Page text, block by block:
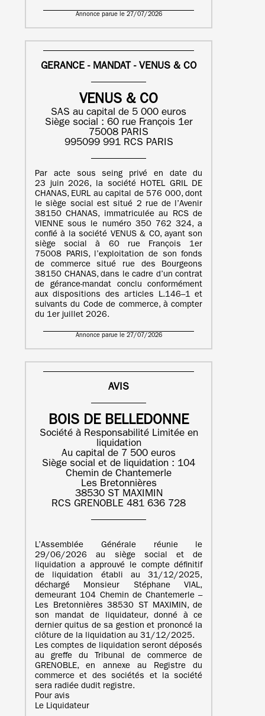
Annonce parue le 27/07/2026
GERANCE - MANDAT - VENUS & CO
VENUS & CO
SAS au capital de 5 000 euros
Siège social : 60 rue François 1er
75008 PARIS
995099 991 RCS PARIS
Par acte sous seing privé en date du
23 juin 2026, la société HOTEL GRIL DE
CHANAS, EURL au capital de 576 000, dont
le siège social est situé 2 rue de l’Avenir
38150 CHANAS, immatriculée au RCS de
VIENNE sous le numéro 350 762 324, a
confié à la société VENUS & CO, ayant son
siège social à 60 rue François 1er
75008 PARIS, l’exploitation de son fonds
de commerce situé rue des Bourgeons
38150 CHANAS, dans le cadre d’un contrat
de gérance-mandat conclu conformément
aux dispositions des articles L.146–1 et
suivants du Code de commerce, à compter
du 1er juillet 2026.
Annonce parue le 27/07/2026
AVIS
BOIS DE BELLEDONNE
Société à Responsabilité Limitée en
liquidation
Au capital de 7 500 euros
Siège social et de liquidation : 104
Chemin de Chantemerle
Les Bretonnières
38530 ST MAXIMIN
RCS GRENOBLE 481 636 728
L’Assemblée Générale réunie le
29/06/2026 au siège social et de
liquidation a approuvé le compte définitif
de liquidation établi au 31/12/2025,
déchargé Monsieur Stéphane VIAL,
demeurant 104 Chemin de Chantemerle –
Les Bretonnières 38530 ST MAXIMIN, de
son mandat de liquidateur, donné à ce
dernier quitus de sa gestion et prononcé la
clôture de la liquidation au 31/12/2025.
Les comptes de liquidation seront déposés
au greffe du Tribunal de commerce de
GRENOBLE, en annexe au Registre du
commerce et des sociétés et la société
sera radiée dudit registre.
Pour avis
Le Liquidateur